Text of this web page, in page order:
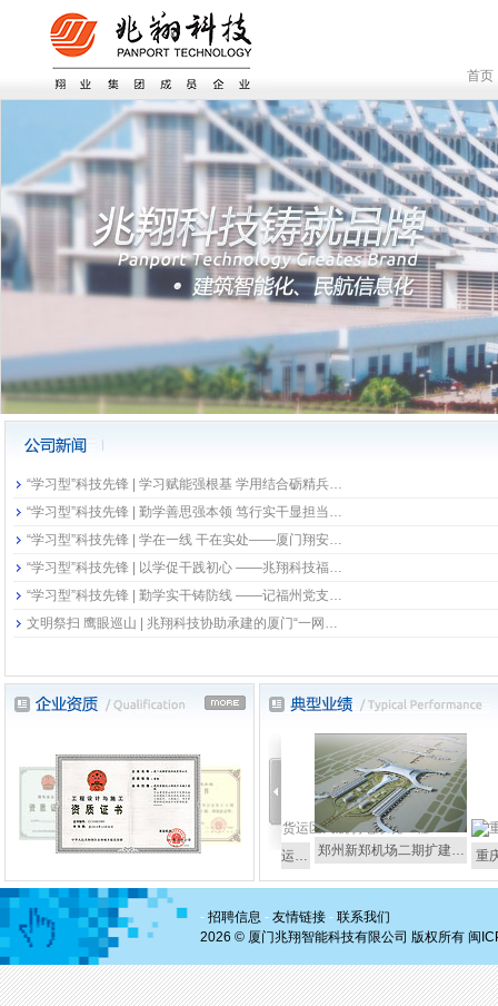
首页
“学习型”科技先锋 | 学习赋能强根基 学用结合砺精兵…
“学习型”科技先锋 | 勤学善思强本领 笃行实干显担当…
“学习型”科技先锋 | 学在一线 干在实处——厦门翔安…
“学习型”科技先锋 | 以学促干践初心 ——兆翔科技福…
“学习型”科技先锋 | 勤学实干铸防线 ——记福州党支…
文明祭扫 鹰眼巡山 | 兆翔科技协助承建的厦门“一网…
长乐国际机场二期… 成都天府国际机场货运… 郑州新郑机场二期扩建… 重庆江
- 招聘信息 - 友情链接 - 联系我们
2026 © 厦门兆翔智能科技有限公司 版权所有 闽